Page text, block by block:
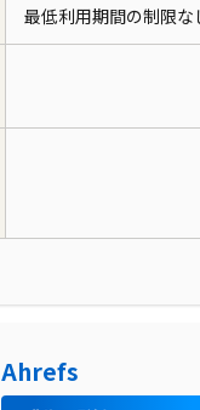
最低利用期間の制限な
Ahrefs